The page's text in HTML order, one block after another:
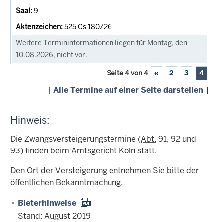
9
525 Cs 180/26
Weitere Termininformationen liegen für Montag, den
10.08.2026, nicht vor.
Seite 4 von 4 « 2 3 4
[Alle Termine auf einer Seite darstellen ]
Hinweis:
Die Zwangsversteigerungstermine (Abt. 91, 92 und
93) finden beim Amtsgericht Köln statt.
Den Ort der Versteigerung entnehmen Sie bitte der
öffentlichen Bekanntmachung.
Bieterhinweise
Stand: August 2019